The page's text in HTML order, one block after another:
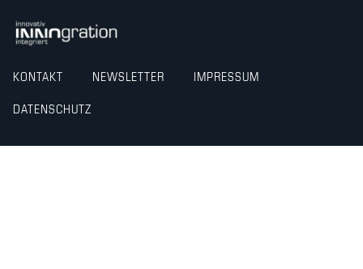
KONTAKT NEWSLETTER IMPRESSUM
DATENSCHUTZ